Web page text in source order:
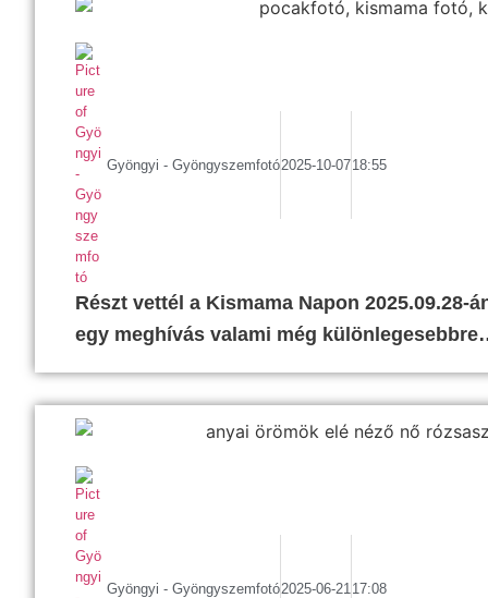
Gyöngyi - Gyöngyszemfotó2025-10-0718:55
Részt vettél a Kismama Napon
egy meghívás valami még
Gyöngyi - Gyöngyszemfotó2025-06-21 17:08